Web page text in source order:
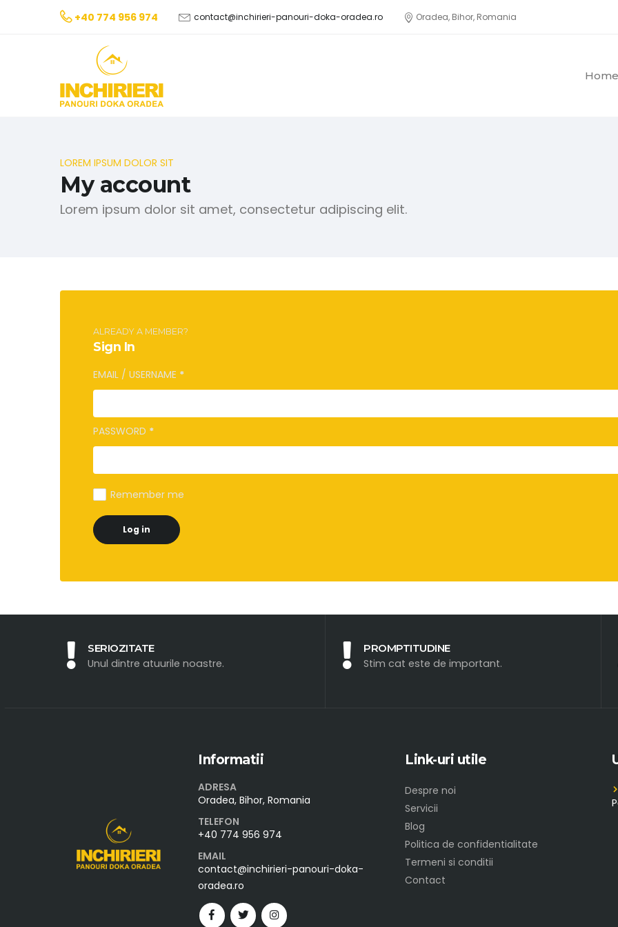
+40 774 956 974 contact@inchirieri-panouri-doka-oradea.ro Oradea, Bihor, Romania
Home
LOREM IPSUM DOLOR SIT
My account
Lorem ipsum dolor sit amet, consectetur adipiscing elit.
ALREADY A MEMBER?
Sign In
EMAIL / USERNAME *
PASSWORD *
Remember me
Log in
SERIOZITATE
Unul dintre atuurile noastre.
PROMPTITUDINE
Stim cat este de important.
Informatii
ADRESA
Oradea, Bihor, Romania
TELEFON
+40 774 956 974
EMAIL
contact@inchirieri-panouri-doka-
oradea.ro
Link-uri utile
Despre noi
Servicii
Blog
Politica de confidentialitate
Termeni si conditii
Contact